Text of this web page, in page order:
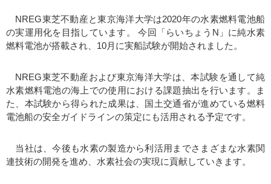
NREG東芝不動産と東京海洋大学は2020年の水素燃料電池船
の実運用化を目指しています。 今回「らいちょうN」に純水素
燃料電池が搭載され、10月に実船試験が開始されました。
NREG東芝不動産および東京海洋大学は、本試験を通して純
水素燃料電池の海上での使用における課題抽出を行います。ま
た、本試験から得られた成果は、国土交通省が進めている燃料
電池船の安全ガイドラインの策定にも活用される予定です。
当社は、今後も水素の製造から利活用までさまざまな水素関
連技術の開発を進め、水素社会の実現に貢献していきます。